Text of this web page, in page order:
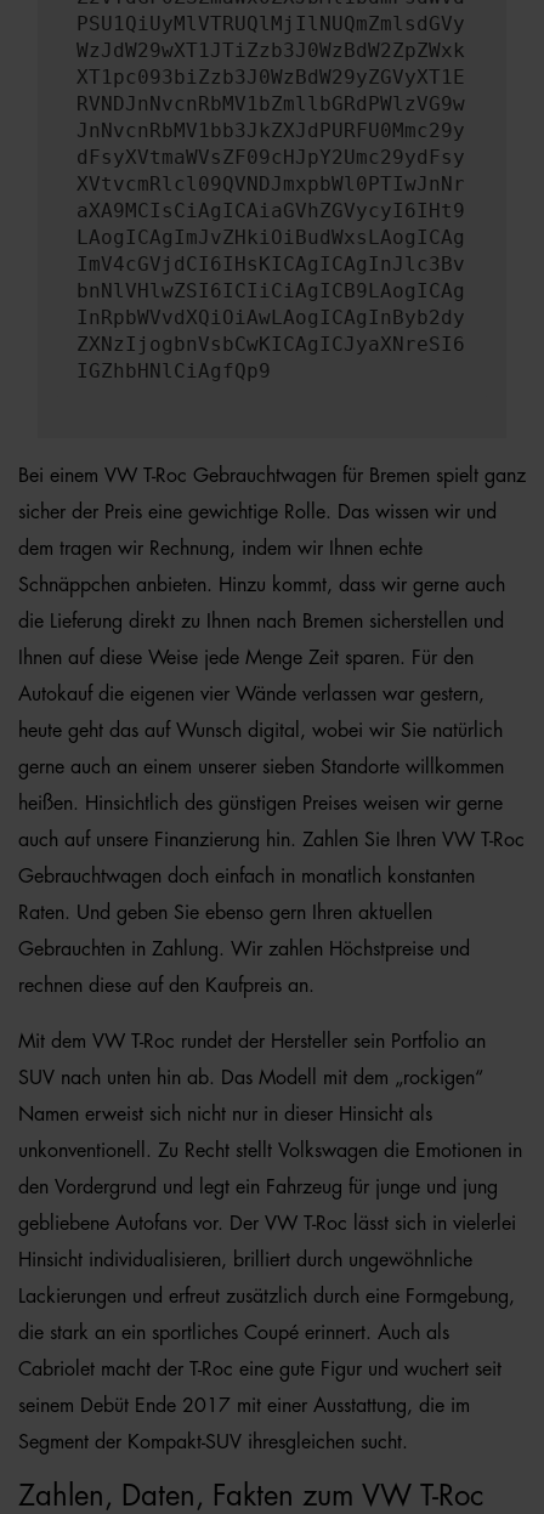
PSU1QiUyMlVTRUQlMjIlNUQmZmlsdGVy
WzJdW29wXT1JTiZzb3J0WzBdW2ZpZWxk
XT1pc093biZzb3J0WzBdW29yZGVyXT1E
RVNDJnNvcnRbMV1bZmllbGRdPWlzVG9w
JnNvcnRbMV1bb3JkZXJdPURFU0Mmc29y
dFsyXVtmaWVsZF09cHJpY2Umc29ydFsy
XVtvcmRlcl09QVNDJmxpbWl0PTIwJnNr
aXA9MCIsCiAgICAiaGVhZGVycyI6IHt9
LAogICAgImJvZHkiOiBudWxsLAogICAg
ImV4cGVjdCI6IHsKICAgICAgInJlc3Bv
bnNlVHlwZSI6ICIiCiAgICB9LAogICAg
InRpbWVvdXQiOiAwLAogICAgInByb2dy
ZXNzIjogbnVsbCwKICAgICJyaXNreSI6
IGZhbHNlCiAgfQp9
Bei einem VW T-Roc Gebrauchtwagen für Bremen spielt ganz
sicher der Preis eine gewichtige Rolle. Das wissen wir und
dem tragen wir Rechnung, indem wir Ihnen echte
Schnäppchen anbieten. Hinzu kommt, dass wir gerne auch
die Lieferung direkt zu Ihnen nach Bremen sicherstellen und
Ihnen auf diese Weise jede Menge Zeit sparen. Für den
Autokauf die eigenen vier Wände verlassen war gestern,
heute geht das auf Wunsch digital, wobei wir Sie natürlich
gerne auch an einem unserer sieben Standorte willkommen
heißen. Hinsichtlich des günstigen Preises weisen wir gerne
auch auf unsere Finanzierung hin. Zahlen Sie Ihren VW T-Roc
Gebrauchtwagen doch einfach in monatlich konstanten
Raten. Und geben Sie ebenso gern Ihren aktuellen
Gebrauchten in Zahlung. Wir zahlen Höchstpreise und
rechnen diese auf den Kaufpreis an.
Mit dem VW T-Roc rundet der Hersteller sein Portfolio an
SUV nach unten hin ab. Das Modell mit dem „rockigen“
Namen erweist sich nicht nur in dieser Hinsicht als
unkonventionell. Zu Recht stellt Volkswagen die Emotionen in
den Vordergrund und legt ein Fahrzeug für junge und jung
gebliebene Autofans vor. Der VW T-Roc lässt sich in vielerlei
Hinsicht individualisieren, brilliert durch ungewöhnliche
Lackierungen und erfreut zusätzlich durch eine Formgebung,
die stark an ein sportliches Coupé erinnert. Auch als
Cabriolet macht der T-Roc eine gute Figur und wuchert seit
seinem Debüt Ende 2017 mit einer Ausstattung, die im
Segment der Kompakt-SUV ihresgleichen sucht.
Zahlen, Daten, Fakten zum VW T-Roc